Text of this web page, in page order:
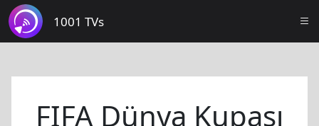
1001 TVs
FIFA Dünya Kupası